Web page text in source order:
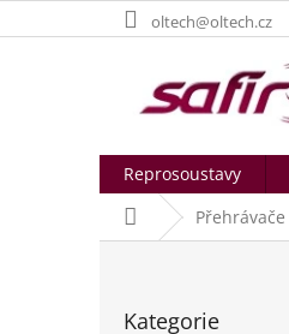
na
oltech@oltech.cz
Reprosoustavy
Domů Přehrávače
kategorie
Kategorie